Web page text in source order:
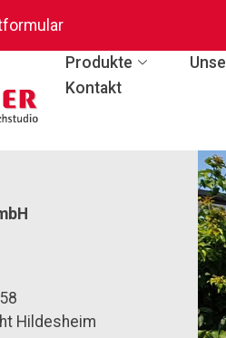
Produkte
Kontakt
Hildesheim